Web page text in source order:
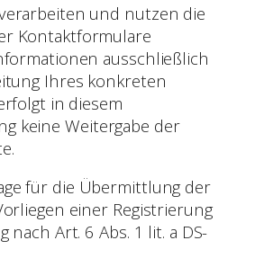
und nutzen die
Kontaktformulare
ausschließlich
Ihres konkreten
in diesem
keine Weitergabe der
für die Übermittlung der
einer Registrierung
nach Art. 6 Abs. 1 lit. a DS-